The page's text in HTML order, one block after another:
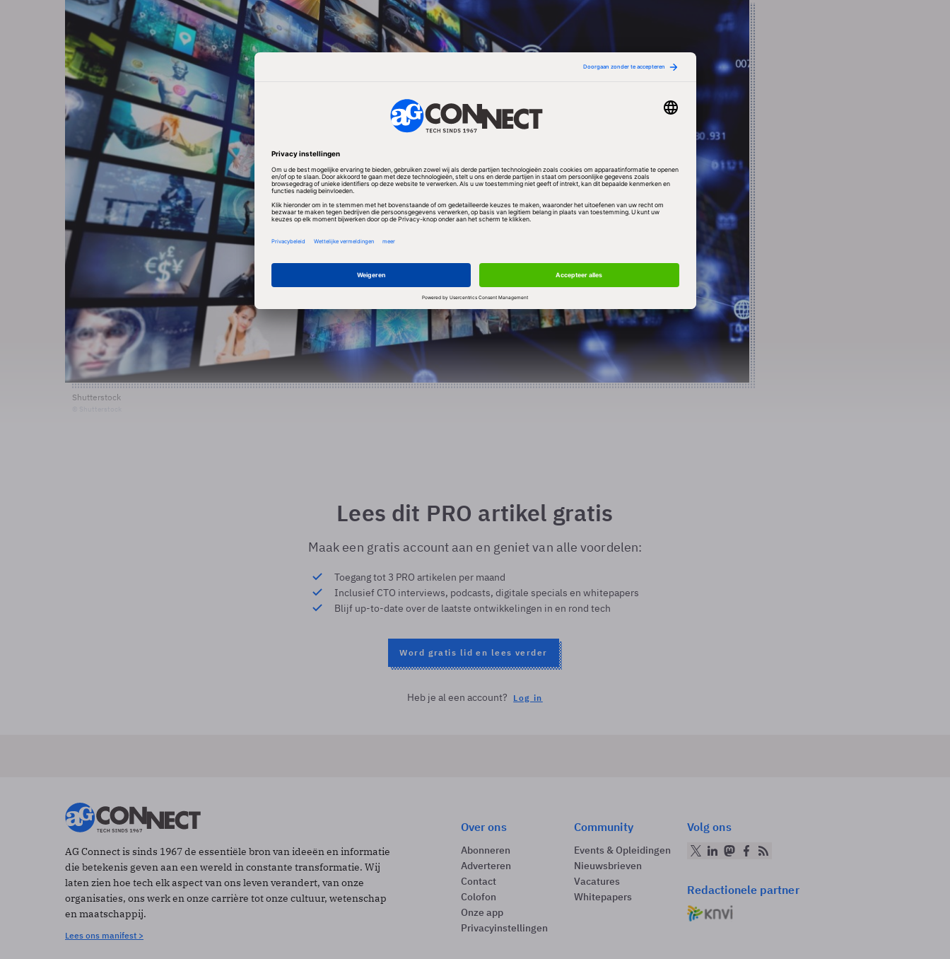
Shutterstock
Lees dit PRO artikel gratis
Maak een gratis account aan en geniet van alle voordelen:
Toegang tot 3 PRO artikelen per maand
Inclusief CTO interviews, podcasts, digitale specials en whitepapers
Blijf up-to-date over de laatste ontwikkelingen in en rond tech
Word gratis lid en lees verder
Heb je al een account? Log in
AG Connect is sinds 1967 de essentiële bron van ideeën en informatie
die betekenis geven aan een wereld in constante transformatie. Wij
laten zien hoe tech elk aspect van ons leven verandert, van onze
organisaties, ons werk en onze carrière tot onze cultuur, wetenschap
en maatschappij.
Lees ons manifest >
Over ons
Abonneren
Adverteren
Contact
Colofon
Onze app
Privacyinstellingen
Community
Events & Opleidingen
Nieuwsbrieven
Vacatures
Whitepapers
Volg ons
Redactionele partner